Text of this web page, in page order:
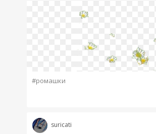
#ромашки
suricati